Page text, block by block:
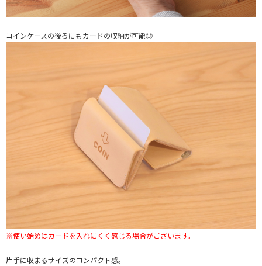
コインケースの後ろにもカードの収納が可能◎
※使い始めはカードを入れにくく感じる場合がございます。
片手に収まるサイズのコンパクト感。